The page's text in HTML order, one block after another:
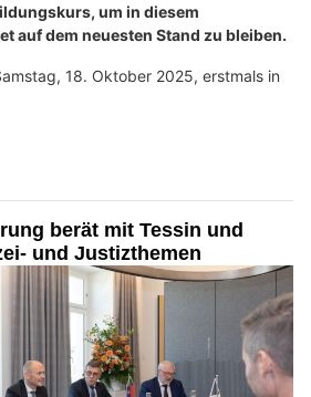
um in diesem
auf dem neuesten Stand zu bleiben.
18. Oktober 2025, erstmals in
berät mit Tessin und
und Justizthemen